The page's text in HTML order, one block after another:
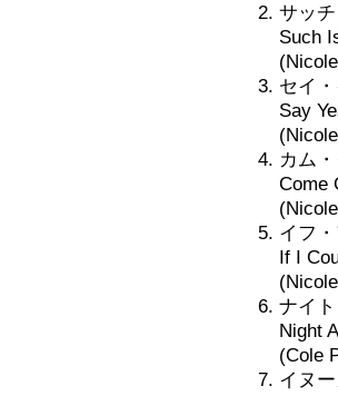
サッ
Such
セイ
Say
カム
Come
イフ
If I
ナイ
Night
(Cole
イヌ